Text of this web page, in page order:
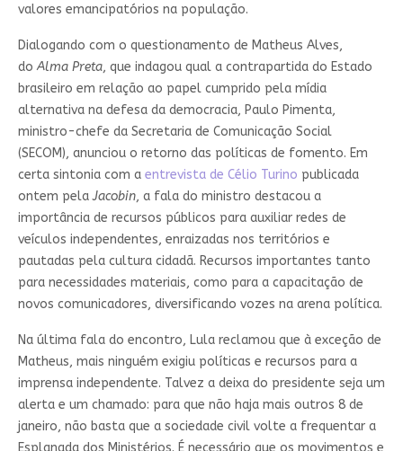
valores emancipatórios na população.
Dialogando com o questionamento de Matheus Alves,
doAlma Preta, que indagou qual a contrapartida do Estado
brasileiro em relação ao papel cumprido pela mídia
alternativa na defesa da democracia, Paulo Pimenta,
ministro-chefe da Secretaria de Comunicação Social
(SECOM), anunciou o retorno das políticas de fomento. Em
certa sintonia com a entrevista de Célio Turino publicada
ontem pelaJacobin, a fala do ministro destacou a
importância de recursos públicos para auxiliar redes de
veículos independentes, enraizadas nos territórios e
pautadas pela cultura cidadã. Recursos importantes tanto
para necessidades materiais, como para a capacitação de
novos comunicadores, diversificando vozes na arena política.
Na última fala do encontro, Lula reclamou que à exceção de
Matheus, mais ninguém exigiu políticas e recursos para a
imprensa independente. Talvez a deixa do presidente seja um
alerta e um chamado: para que não haja mais outros 8 de
janeiro, não basta que a sociedade civil volte a frequentar a
Esplanada dos Ministérios. É necessário que os movimentos e